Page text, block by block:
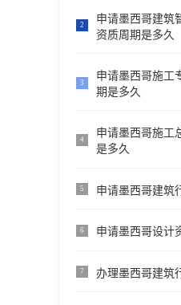
2
申请墨西哥建筑
资质周期是多久
3
申请墨西哥施工
期是多久
4
申请墨西哥施工
是多久
5 申请墨西哥建筑
6 申请墨西哥设计
7 办理墨西哥建筑